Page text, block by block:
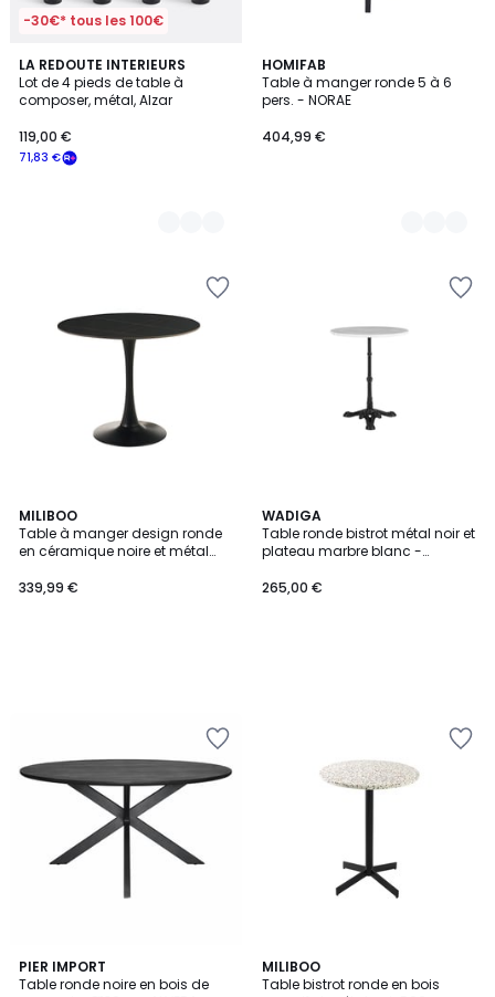
-30€* tous les 100€
LA REDOUTE INTERIEURS
Lot de 4 pieds de table à
composer, métal, Alzar
71,83 €
119,00 €
2
Couleurs
HOMIFAB
Table à manger ronde 5 à 6
pers. - NORAE
404,99 €
5
Couleurs
MILIBOO
Table à manger design ronde
en céramique noire et métal
339,99 €
WADIGA
Table ronde bistrot métal noir et
plateau marbre blanc -
265,00 €
PIER IMPORT
Table ronde noire en bois de
MILIBOO
Table bistrot ronde en bois
2
Couleurs